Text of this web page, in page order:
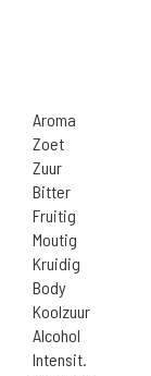
Aroma
Zoet
Zuur
Bitter
Fruitig
Moutig
Kruidig
Body
Koolzuur
Alcohol
Intensit.